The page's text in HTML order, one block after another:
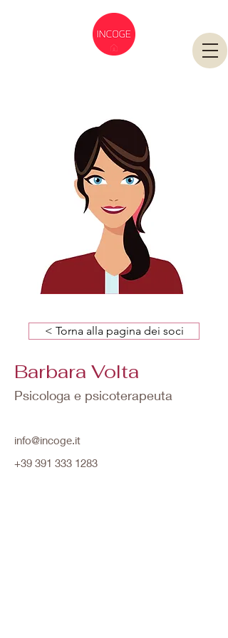
< Torna alla pagina dei soci
Barbara Volta
Psicologa e psicoterapeuta
info@incoge.it
+39 391 333 1283